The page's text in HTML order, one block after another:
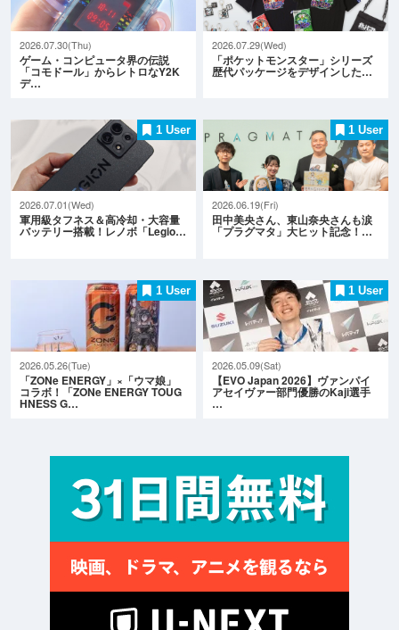
2026.07.30(Thu)
ゲーム・コンピュータ界の伝説
「コモドール」からレトロなY2K
デ…
2026.07.29(Wed)
「ポケットモンスター」シリーズ
歴代パッケージをデザインした…
1 User
2026.07.01(Wed)
軍用級タフネス＆高冷却・大容量
バッテリー搭載！レノボ「Legio…
1 User
2026.06.19(Fri)
田中美央さん、東山奈央さんも涙
「プラグマタ」大ヒット記念！…
1 User
2026.05.26(Tue)
「ZONe ENERGY」×「ウマ娘」
コラボ！「ZONe ENERGY TOUG
HNESS G…
1 User
2026.05.09(Sat)
【EVO Japan 2026】ヴァンパイ
アセイヴァー部門優勝のKaji選手
…